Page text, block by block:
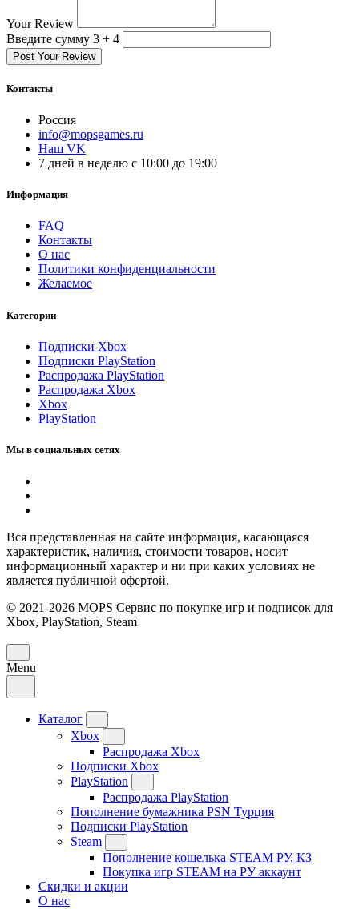
Your Review
Введите сумму 3 + 4
Post Your Review
Контакты
Россия
info@mopsgames.ru
Наш VK
7 дней в неделю с 10:00 до 19:00
Информация
FAQ
Контакты
О нас
Политики конфиденциальности
Желаемое
Категории
Подписки Xbox
Подписки PlayStation
Распродажа PlayStation
Распродажа Xbox
Xbox
PlayStation
Мы в социальных сетях
Вся представленная на сайте информация, касающаяся
характеристик, наличия, стоимости товаров, носит
информационный характер и ни при каких условиях не
является публичной офертой.
© 2021-2026 MOPS Сервис по покупке игр и подписок для
Xbox, PlayStation, Steam
Menu
Каталог
Xbox
Распродажа Xbox
Подписки Xbox
PlayStation
Распродажа PlayStation
Пополнение бумажника PSN Турция
Подписки PlayStation
Steam
Пополнение кошелька STEAM РУ, КЗ
Покупка игр STEAM на РУ аккаунт
Скидки и акции
О нас